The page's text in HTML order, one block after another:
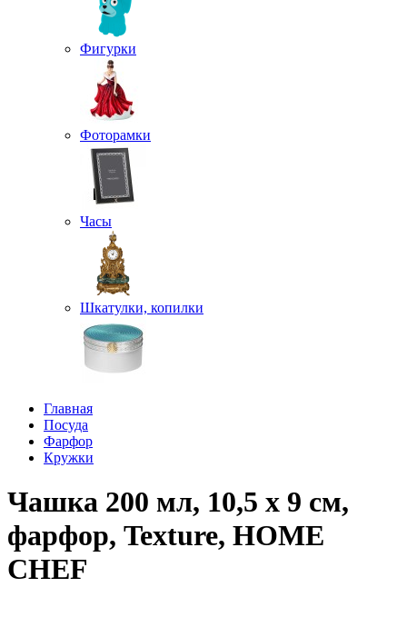
Фигурки
Фоторамки
Часы
Шкатулки, копилки
Главная
Посуда
Фарфор
Кружки
Чашка 200 мл, 10,5 х 9 см,
фарфор, Texture, HOME
CHEF